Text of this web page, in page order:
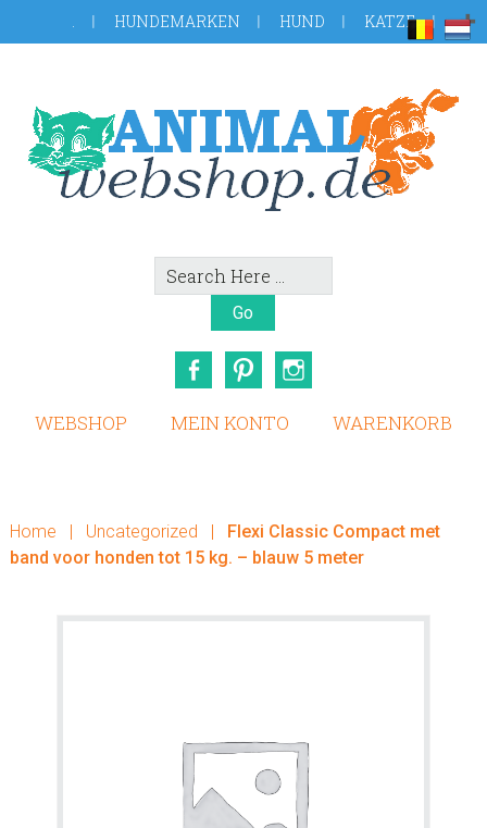
to
Fußzeile
. HUNDEMARKEN HUND KATZE
Search
Here
FacebookPinterest
WEBSHOP MEIN KONTO WARENKORB
Home | Uncategorized |
Flexi Classic Compact met
band voor honden tot 15 kg. – blauw 5 meter